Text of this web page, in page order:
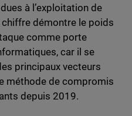
à l’exploitation de
démontre le poids
comme porte
car il se
principaux vecteurs
méthode de compromis
depuis 2019.